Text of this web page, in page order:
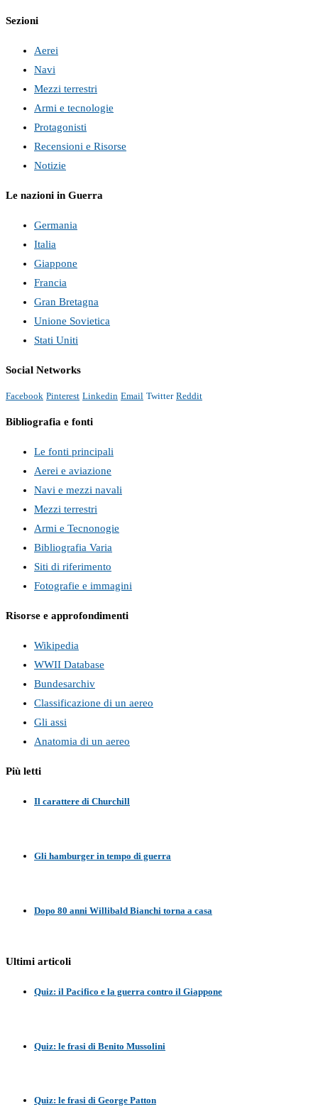
Sezioni
Aerei
Navi
Mezzi terrestri
Armi e tecnologie
Protagonisti
Recensioni e Risorse
Notizie
Le nazioni in Guerra
Germania
Italia
Giappone
Francia
Gran Bretagna
Unione Sovietica
Stati Uniti
Social Networks
Facebook Pinterest Linkedin Email Twitter Reddit
Bibliografia e fonti
Le fonti principali
Aerei e aviazione
Navi e mezzi navali
Mezzi terrestri
Armi e Tecnonogie
Bibliografia Varia
Siti di riferimento
Fotografie e immagini
Risorse e approfondimenti
Wikipedia
WWII Database
Bundesarchiv
Classificazione di un aereo
Gli assi
Anatomia di un aereo
Più letti
Il carattere di Churchill
Gli hamburger in tempo di guerra
Dopo 80 anni Willibald Bianchi torna a casa
Ultimi articoli
Quiz: il Pacifico e la guerra contro il Giappone
Quiz: le frasi di Benito Mussolini
Quiz: le frasi di George Patton